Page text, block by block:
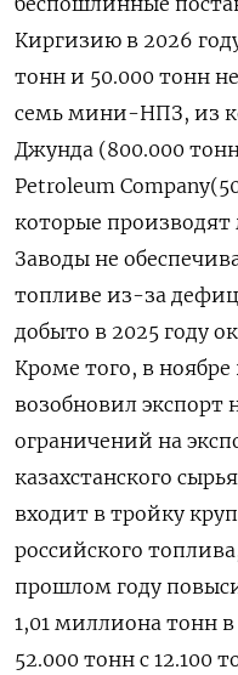
Киргизию в 2026
тонн и 50.000 тонн
семь мини-НПЗ, из
Джунда (800.‍000
Petroleum
которые
Заводы не
топливе из-за
добыто в 2025 году
Кроме того, в ноябре
возобновил
ограничений на
казахстанского
входит в тройку
российского
прошлом году
1,01 миллиона тонн
52.000 тонн с 12.100